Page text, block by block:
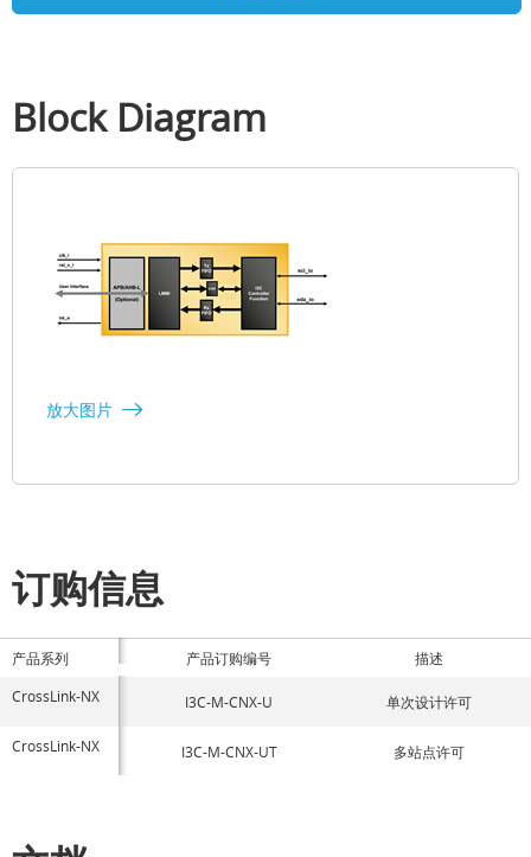
Block Diagram
放大图片
订购信息
产品系列 产品订购编号
描述
CrossLink-NX
I3C-M-CNX-U 单次设计许可
CrossLink-NX I3C-M-CNX-UT 多站点许可